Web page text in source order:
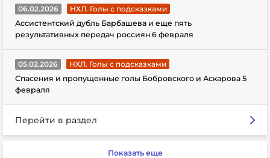
06.02.2026
НХЛ. Голы с подсказками
Ассистентский дубль Барбашева и еще пять
результативных передач россиян 6 февраля
05.02.2026
НХЛ. Голы с подсказками
Спасения и пропущенные голы Бобровского и Аскарова 5
февраля
Перейти в раздел
Показать еще